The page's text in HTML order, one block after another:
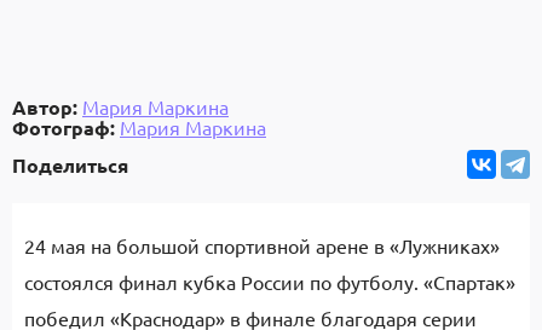
Автор: Мария Маркина
Фотограф: Мария Маркина
Поделиться
24 мая на большой спортивной арене в «Лужниках»
состоялся финал кубка России по футболу. «Спартак»
победил «Краснодар» в финале благодаря серии